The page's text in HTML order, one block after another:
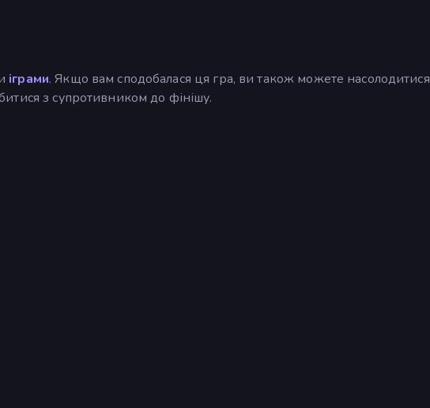
іграми. Якщо вам сподобалася ця гра, ви також можете насолодитися
з супротивником до фінішу.